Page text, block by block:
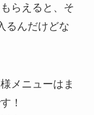
らえると、そ
るんだけどな
メニューはま
！